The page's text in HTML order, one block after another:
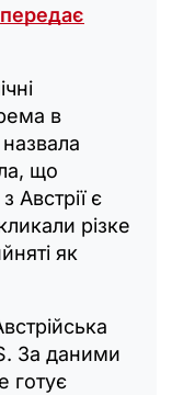
передає
в
що
Австрії є
різке
як
За даними
готує